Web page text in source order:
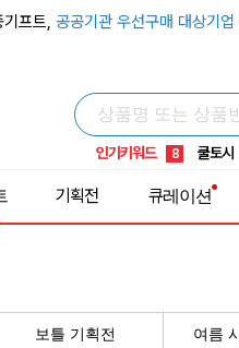
기프트, 공공기관 우선구매 대상기업
인기키워드
키캡
8 쿨토시
9 넥쿨러
10 타포린
1
기획전 큐레이션
보틀 기획전 여름